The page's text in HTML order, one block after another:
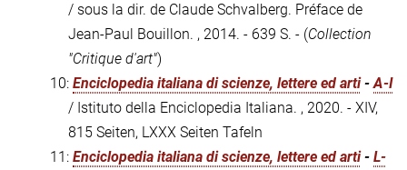
/ sous la dir. de Claude Schvalberg. Préface de
Jean-Paul Bouillon. , 2014. - 639 S. - (Collection
"Critique d'art")
10: Enciclopedia italiana di scienze, lettere ed arti-A-I
/ Istituto della Enciclopedia Italiana. , 2020. - XIV,
815 Seiten, LXXX Seiten Tafeln
11: Enciclopedia italiana di scienze, lettere ed arti- L-